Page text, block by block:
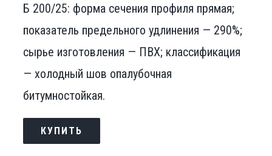
Б 200/25: форма сечения профиля прямая;
показатель предельного удлинения — 290%;
сырье изготовления — ПВХ; классификация
— холодный шов опалубочная
битумностойкая.
КУПИТЬ